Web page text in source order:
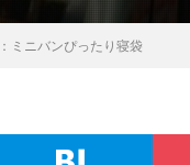
ミニバンぴったり寝袋